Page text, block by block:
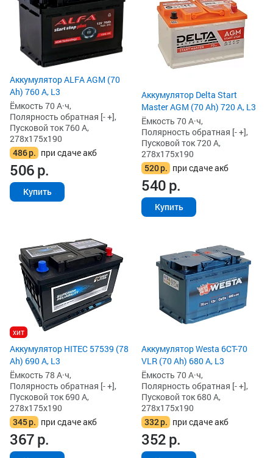
Аккумулятор ALFA AGM (70
Ah) 760 А, L3
Ёмкость 70 А·ч,
Полярность обратная [- +],
Пусковой ток 760 А,
278x175x190
486р. при сдаче акб
506р.
Купить
Аккумулятор Delta Start
Master AGM (70 Ah) 720 А, L3
Ёмкость 70 А·ч,
Полярность обратная [- +],
Пусковой ток 720 А,
278x175x190
520р. при сдаче акб
540р.
Купить
хит
Аккумулятор HITEC 57539 (78
Ah) 690 А, L3
Ёмкость 78 А·ч,
Полярность обратная [- +],
Пусковой ток 690 А,
278x175x190
345р. при сдаче акб
367р.
Аккумулятор Westa 6СТ-70
VLR (70 Ah) 680 А, L3
Ёмкость 70 А·ч,
Полярность обратная [- +],
Пусковой ток 680 А,
278x175x190
332р. при сдаче акб
352р.